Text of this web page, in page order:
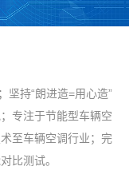
坚持“朗进造=用心造”
专注于节能型车辆空
至车辆空调行业；完
比测试。